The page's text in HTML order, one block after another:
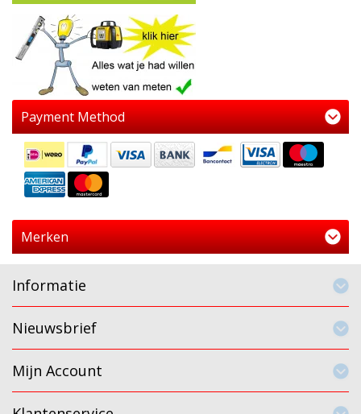
Payment Method
Merken
Informatie
Nieuwsbrief
Mijn Account